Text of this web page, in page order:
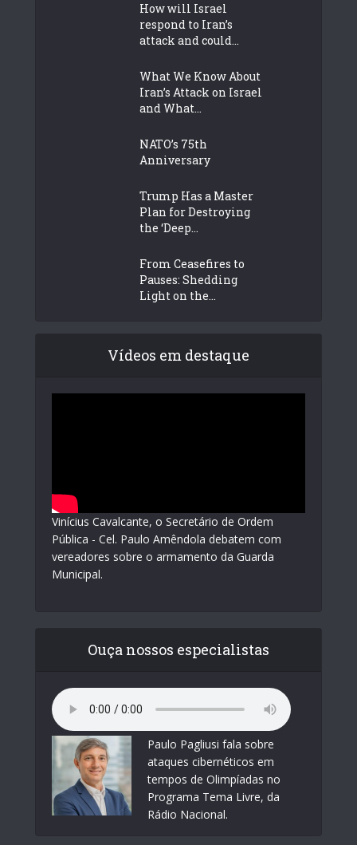
How will Israel
respond to Iran’s
attack and could...
What We Know About
Iran’s Attack on Israel
and What...
NATO’s 75th
Anniversary
Trump Has a Master
Plan for Destroying
the ‘Deep...
From Ceasefires to
Pauses: Shedding
Light on the...
Vídeos em destaque
Vinícius Cavalcante, o Secretário de Ordem
Pública - Cel. Paulo Amêndola debatem com
vereadores sobre o armamento da Guarda
Municipal.
Ouça nossos especialistas
Paulo Pagliusi fala sobre
ataques cibernéticos em
tempos de Olimpíadas no
Programa Tema Livre, da
Rádio Nacional.